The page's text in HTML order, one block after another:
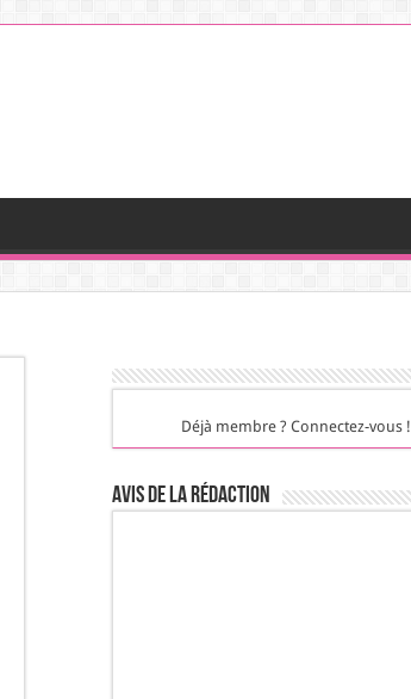
Déjà membre ? Connectez-vous !
Avis de la rédaction